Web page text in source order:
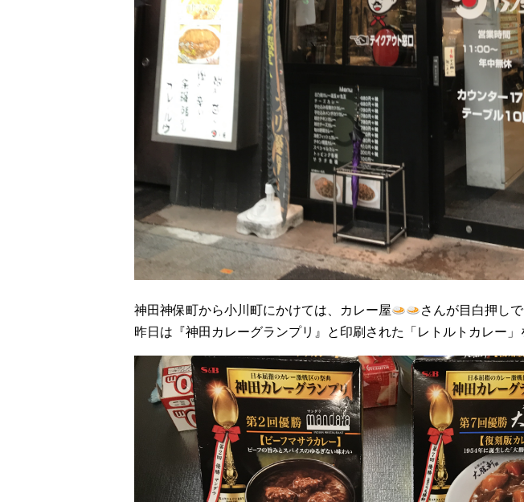
神田神保町から小川町にかけては、カレー屋
さんが目白押し
昨日は『神田カレーグランプリ』と印刷された「レトルトカレー」